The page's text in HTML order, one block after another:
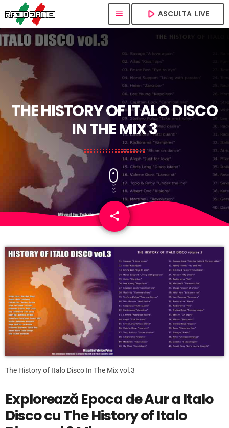
menu play_arrow ASCULTA  LIVE
THE HISTORY OF ITALO DISCO
IN THE MIX 3
share
email
The History of Italo Disco In The Mix vol.3
Explorează Epoca de Aur a Italo
Disco cu The History of Italo